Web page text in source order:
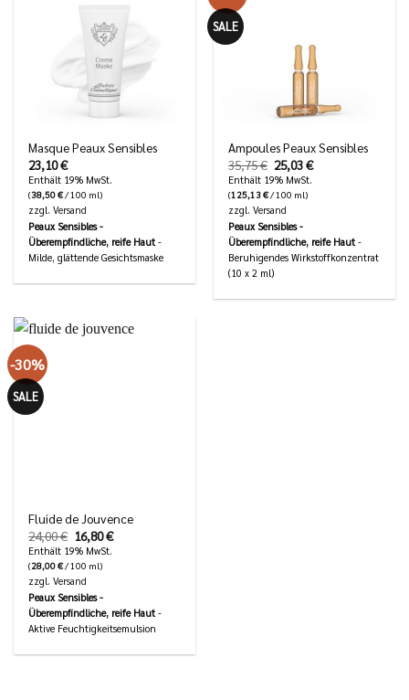
Masque Peaux Sensibles
23,10€
Enthält 19% MwSt.
(38,50€/ 100 ml)
zzgl.Versand
Peaux Sensibles -
Überempfindliche, reife Haut -
Milde, glättende Gesichtsmaske
SALE
Ampoules Peaux Sensibles
35,75€ Ursprünglicher
Preis
war:
35,75 €
25,03€Aktueller
Preis
Enthält 19% MwSt.
(125,13€/ 100 ml)
zzgl.Versand
Peaux Sensibles -
Überempfindliche, reife Haut -
Beruhigendes Wirkstoffkonzentrat
(10 x 2 ml)
-30%
SALE
Fluide de Jouvence
24,00€ Ursprünglicher
Preis
war:
24,00 €
16,80€Aktueller
Preis
Enthält 19% MwSt.
(28,00€/ 100 ml)
zzgl.Versand
Peaux Sensibles -
Überempfindliche, reife Haut -
Aktive Feuchtigkeitsemulsion